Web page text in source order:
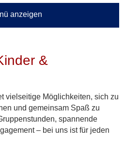
anzeigen
&
vielseitige Möglichkeiten, sich zu
und gemeinsam Spaß zu
spannende
– bei uns ist für jeden